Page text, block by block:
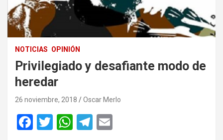
NOTICIAS OPINIÓN
Privilegiado y desafiante modo de
heredar
26 noviembre, 2018 Oscar Merlo
F
T
W
T